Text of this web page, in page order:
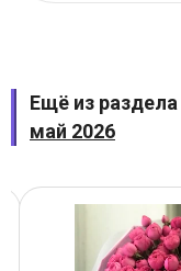
Ещё из раздела
май 2026